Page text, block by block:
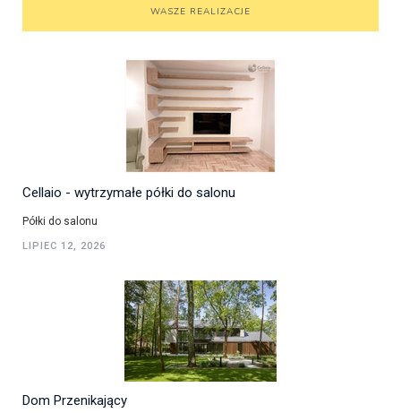
WASZE REALIZACJE
Cellaio - wytrzymałe półki do salonu
Półki do salonu
LIPIEC 12, 2026
Dom Przenikający